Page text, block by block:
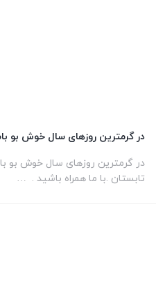
در گرمترین روزهای سال خوش بو
در گرمترین روزهای سال خوش بو
تابستان .با ما همراه باشید . …